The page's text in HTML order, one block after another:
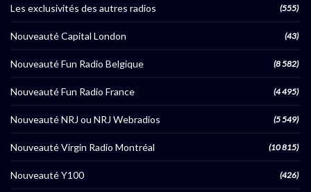
Les exclusivités des autres radios (555)
Nouveauté Capital London (43)
Nouveauté Fun Radio Belgique (8 582)
Nouveauté Fun Radio France (4 495)
Nouveauté NRJ ou NRJ Webradios (5 549)
Nouveauté Virgin Radio Montréal (10 815)
Nouveauté Y100 (426)